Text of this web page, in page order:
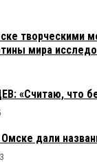
творческими
мира
«Считаю, что
дали